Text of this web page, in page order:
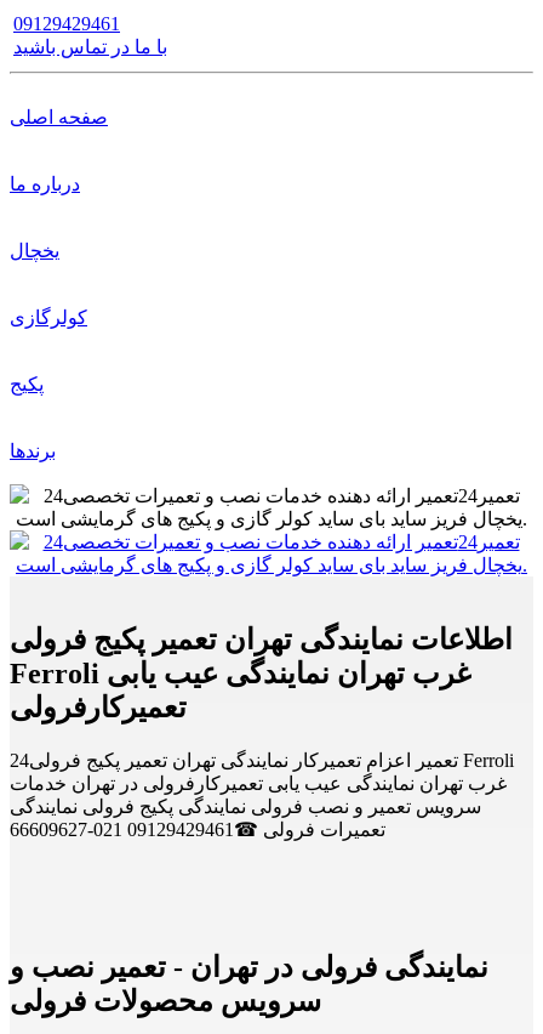
09129429461
با ما در تماس باشید
صفحه اصلی
درباره ما
یخچال
کولرگازی
پکیج
برندها
اطلاعات نمایندگی تهران تعمیر پکیج فرولی
Ferroli غرب تهران نمایندگی عیب یابی
تعمیرکارفرولی
24تعمیر اعزام تعمیرکار نمایندگی تهران تعمیر پکیج فرولی Ferroli
غرب تهران نمایندگی عیب یابی تعمیرکارفرولی در تهران خدمات
سرویس تعمیر و نصب فرولی نمایندگی پکیج فرولی نمایندگی
تعمیرات فرولی ☎09129429461 021-66609627
نمایندگی فرولی در تهران - تعمیر نصب و
سرویس محصولات فرولی